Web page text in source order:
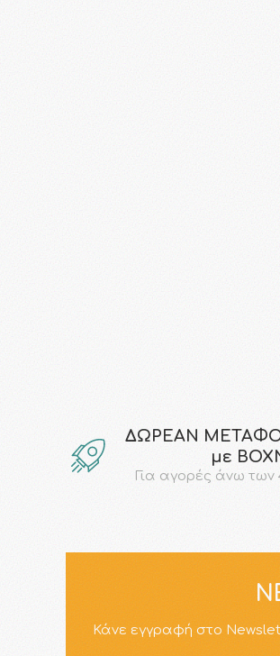
ΔΩΡΕΑΝ
με
Για αγορές άνω των
Κάνε εγγραφή στο